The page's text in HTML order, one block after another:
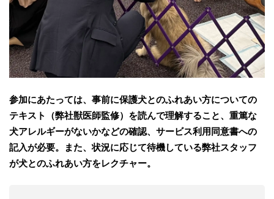
参加にあたっては、事前に保護犬とのふれあい方についての
テキスト（弊社獣医師監修）を読んで理解すること、重篤な
犬アレルギーがないかなどの確認、サービス利用同意書への
記入が必要。また、状況に応じて待機している弊社スタッフ
が犬とのふれあい方をレクチャー。